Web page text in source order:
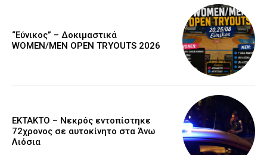
“Εύνικος” – Δοκιμαστικά
WOMEN/MEN OPEN TRYOUTS 2026
EKTAKTO – Νεκρός εντοπίστηκε
72χρονος σε αυτοκίνητο στα Άνω
Λιόσια